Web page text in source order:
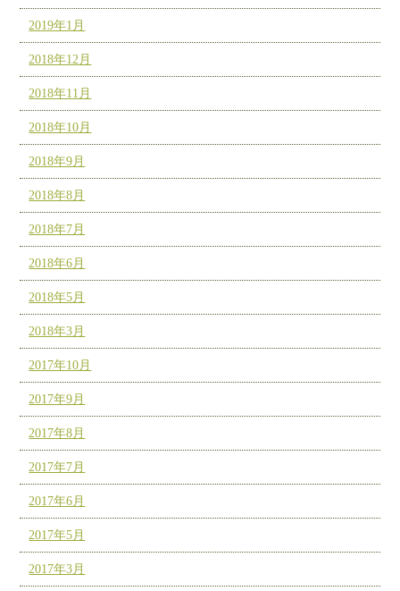
2019年1月
2018年12月
2018年11月
2018年10月
2018年9月
2018年8月
2018年7月
2018年6月
2018年5月
2018年3月
2017年10月
2017年9月
2017年8月
2017年7月
2017年6月
2017年5月
2017年3月